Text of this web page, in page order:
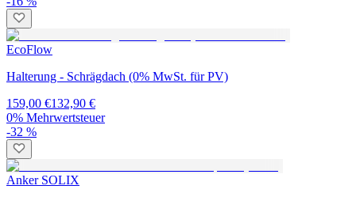
EcoFlow
Halterung - Schrägdach (0% MwSt. für PV)
159,00 €132,90 €
0% Mehrwertsteuer
-32 %
Anker SOLIX